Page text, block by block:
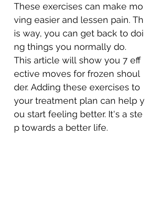
These exercises can make mo
ving easier and lessen pain. Th
is way, you can get back to doi
ng things you normally do.
This article will show you 7 eff
ective moves for frozen shou﻿l
der. Adding these exercises to
your treatment plan can help y
ou start feeling better. It's a ste
p towards a better life.